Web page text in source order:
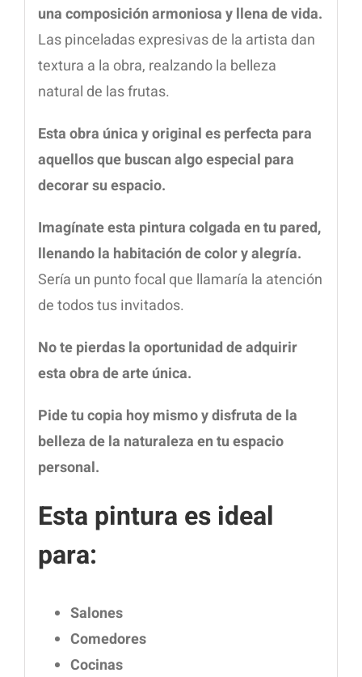
una composición armoniosa y llena de vida.
Las pinceladas expresivas de la artista dan
textura a la obra, realzando la belleza
natural de las frutas.
Esta obra única y original es perfecta para
aquellos que buscan algo especial para
decorar su espacio.
Imagínate esta pintura colgada en tu pared,
llenando la habitación de color y alegría.
Sería un punto focal que llamaría la atención
de todos tus invitados.
No te pierdas la oportunidad de adquirir
esta obra de arte única.
Pide tu copia hoy mismo y disfruta de la
belleza de la naturaleza en tu espacio
personal.
Esta pintura es ideal
para:
Salones
Comedores
Cocinas